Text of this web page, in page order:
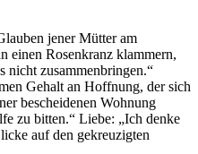
jener Mütter am
einen Rosenkranz klammern,
nicht zusammenbringen.“
Gehalt an Hoffnung, der sich
bescheidenen Wohnung
zu bitten.“ Liebe: „Ich denke
auf den gekreuzigten